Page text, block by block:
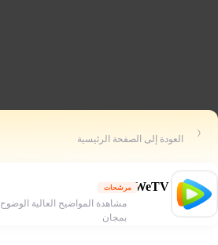
العودة إلى الصفحة الرئيسية
WeTV مرشحات
مشاهدة المواضيح العالية الوضوح
بمجان